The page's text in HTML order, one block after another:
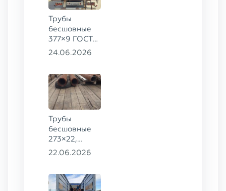
Трубы
бесшовные
377×9 ГОСТ
8732-78, ст.
24.06.2026
Трубы
бесшовные
273×22,
245×26,
22.06.2026